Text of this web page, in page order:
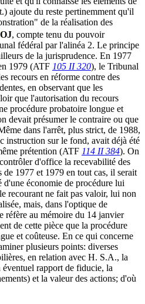
ajoute du reste pertinemment qu'il
de la réalisation des
OJ, compte tenu du pouvoir
fédéral par l'alinéa 2. Le principe
de la jurisprudence. En 1977
1979 (ATF 105 II 320), le Tribunal
recours en réforme contre des
en observant que les
que l'autorisation du recours
procédure probatoire longue et
devait présumer le contraire ou que
dans l'arrêt, plus strict, de 1988,
instruction sur le fond, avait déjà été
prétention (ATF 114 II 384). On
d'office la recevabilité des
de 1977 et 1979 en tout cas, il serait
d'une économie de procédure lui
recourant ne fait pas valoir, lui non
mais, dans l'optique de
réfère au mémoire du 14 janvier
de cette pièce que la procédure
et coûteuse. En ce qui concerne
plusieurs points: diverses
en relation avec H. S.A., la
rapport de fiducie, la
et la valeur des actions; d'où